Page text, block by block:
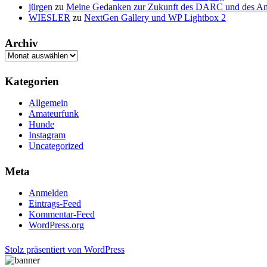
jürgen zu Meine Gedanken zur Zukunft des DARC und des
WIESLER zu NextGen Gallery und WP Lightbox 2
Archiv
Archiv
Kategorien
Allgemein
Amateurfunk
Hunde
Instagram
Uncategorized
Meta
Anmelden
Eintrags-Feed
Kommentar-Feed
WordPress.org
Stolz präsentiert von WordPress